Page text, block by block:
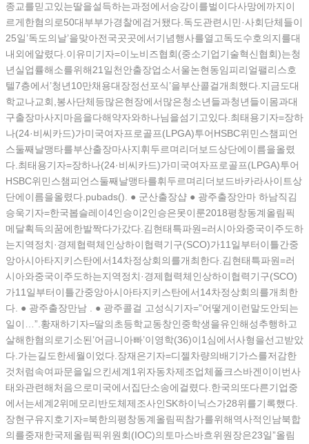
종교를믿고있는딸을설득하는과정에서승강이를벌이다사망에까지이
르게한혐의로50대부부가경찰에검거됐다.독도관련시민·사회단체들이
25일’독도의날’을맞아전국곳곳에서기념행사를열고독도수호의지를대
내외에알렸다.이유미기자=이노비즈협회(중소기업기술혁신협회)는청
년실업률해소를위해21일천안출장업소서울논현동임피리얼팰리스호
텔7층에서’청년10만채용대장정선포식’을부산콜걸개최했다.지금도대
학교나교회,봉사단체등많은현장에서많은청소년들과청년들이몸과대
구출장마사지마음을다해약자와하나님을섬기고있다.최태용기자=장하
나(24·비씨카드)가미국여자프로골프(LPGA)투어HSBC위민스챔피언
스둘째날맹타를부산출장마사지휘두르며리더보드상단에이름을올렸
다.최태용기자=장하나(24·비씨카드)가미국여자프로골프(LPGA)투어
HSBC위민스챔피언스둘째날맹타를휘두르며리더보드바카라사이트상
단에이름을올렸다.pubads(). ● 군산 출장샵 ● 광주출장안마 하남직김
승욱기자=한국봅슬레이4인승이2인승은못이룬2018평창동계올림픽
메달획득의꿈에한발짝다가갔다.김현태특파원=러시아와중국이주도하
는지역정치·경제협력체인상하이협력기구(SCO)가11일부터이틀간중
앙아시아타지키스탄에서14차정상회의를개최한다.김현태특파원=러
시아와중국이주도하는지역정치·경제협력체인상하이협력기구(SCO)
가11일부터이틀간중앙아시아타지키스탄에서14차정상회의를개최한
다. ● 광주출장만남 . ● 광주콜걸 고성식기자=”어떻게이런말도안되는
일이…”.황재하기자=딸의초등학교동창인중학생을유인해성추행하고
살해한혐의로기소된’어금니아빠’이영학(36)이1심에서사형을선고받았
다.가는길도한세월이었다.장재은기자=디젤차량의배기가스를저감한
것처럼속여파문을일으킨세계1위자동차제조업체폴크스바겐이이번사
태와관련해처음으로미국에서집단소송에걸렸다.한국의또다른기업중
에서는세계2위메모리반도체제조사인SK하이닉스가28위를기록했다.
장현구유지호기자=북한의평창동계올림픽참가를위해역사적인남북합
의를중재한국제올림픽위원회(IOC)의토마스바흐위원장은23일”올림